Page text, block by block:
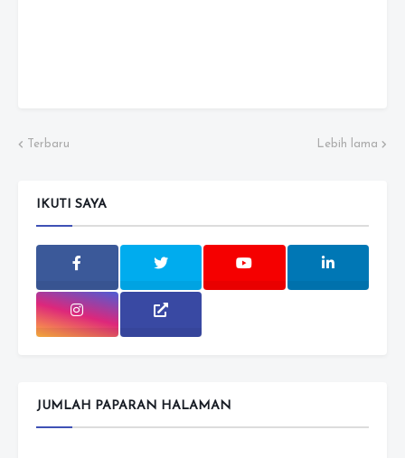
Terbaru Lebih lama
IKUTI SAYA
JUMLAH PAPARAN HALAMAN